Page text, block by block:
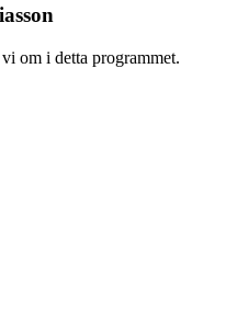
om i detta programmet.